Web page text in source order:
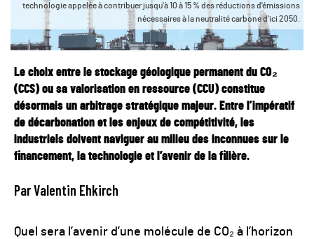
technologie appelée à contribuer jusqu'à 10 à 15 % des réductions d'émissions
nécessaires à la neutralité carbone d'ici 2050.
Le choix entre le stockage géologique permanent du CO₂
(CCS) ou sa valorisation en ressource (CCU) constitue
désormais un arbitrage stratégique majeur. Entre l’impératif
de décarbonation et les enjeux de compétitivité, les
industriels doivent naviguer au milieu des inconnues sur le
financement, la technologie et l’avenir de la filière.
Par Valentin Ehkirch
Quel sera l’avenir d’une molécule de CO₂ à l’horizon